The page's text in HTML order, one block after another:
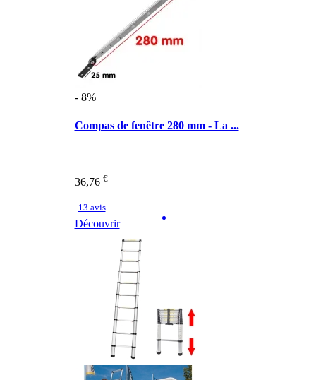
- 8%
Compas de fenêtre 280 mm - La ...
36,76 €
13 avis
Découvrir